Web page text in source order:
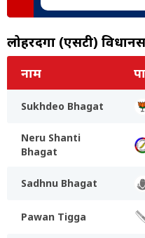
लोहरदगा (एसटी)
नाम
Sukhdeo Bhagat
Neru Shanti
Bhagat
Sadhnu Bhagat
Pawan Tigga